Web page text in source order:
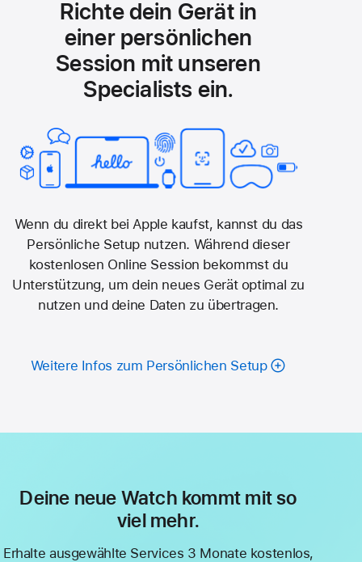
Richte dein Gerät in
einer persönlichen
Session mit unseren
Specialists ein.
Wenn du direkt bei Apple kaufst, kannst du das
Persönliche Setup nutzen. Während dieser
kostenlosen Online Session bekommst du
Unterstützung, um dein neues Gerät optimal zu
nutzen und deine Daten­ zu übertragen.
Weitere Infos zum Persönlichen Setup
Deine neue Watch kommt mit so
viel mehr.
Erhalte ausgewählte Services 3 Monate kostenlos,